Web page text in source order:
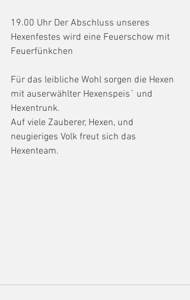
19.00 Uhr Der Abschluss unseres
Hexenfestes wird eine Feuerschow mit
Feuerfünkchen
Für das leibliche Wohl sorgen die Hexen
mit auserwählter Hexenspeis` und
Hexentrunk.
Auf viele Zauberer, Hexen, und
neugieriges Volk freut sich das
Hexenteam.